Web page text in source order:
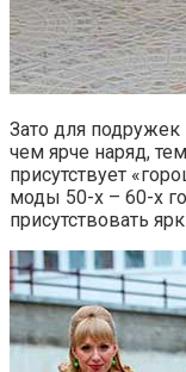
Зато для подружек
чем ярче наряд,
присутствует
моды 50-х – 60-х
присутствовать